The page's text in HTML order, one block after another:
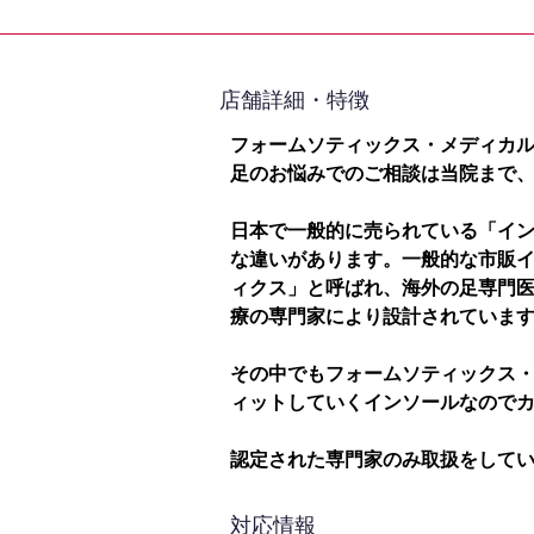
​店舗詳細・特徴
フォームソティックス・メディカ
足のお悩みでのご相談は当院まで
日本で一般的に売られている「イ
な違いがあります。一般的な市販
ィクス」と呼ばれ、海外の足専門
療の専門家により設計されていま
その中でもフォームソティックス
ィットしていくインソールなので
認定された専門家のみ取扱をして
対応情報